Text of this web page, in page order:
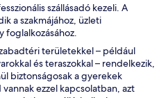
szállásadó kezeli. A
a szakmájához, üzleti
foglalkozásához.
területekkel – például
és teraszokkal – rendelkezik,
biztonságosak a gyerekek
ezzel kapcsolatban, azt